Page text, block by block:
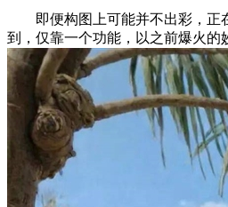
即便构图上可能并不出彩，正在
到，仅靠一个功能，以之前爆火的